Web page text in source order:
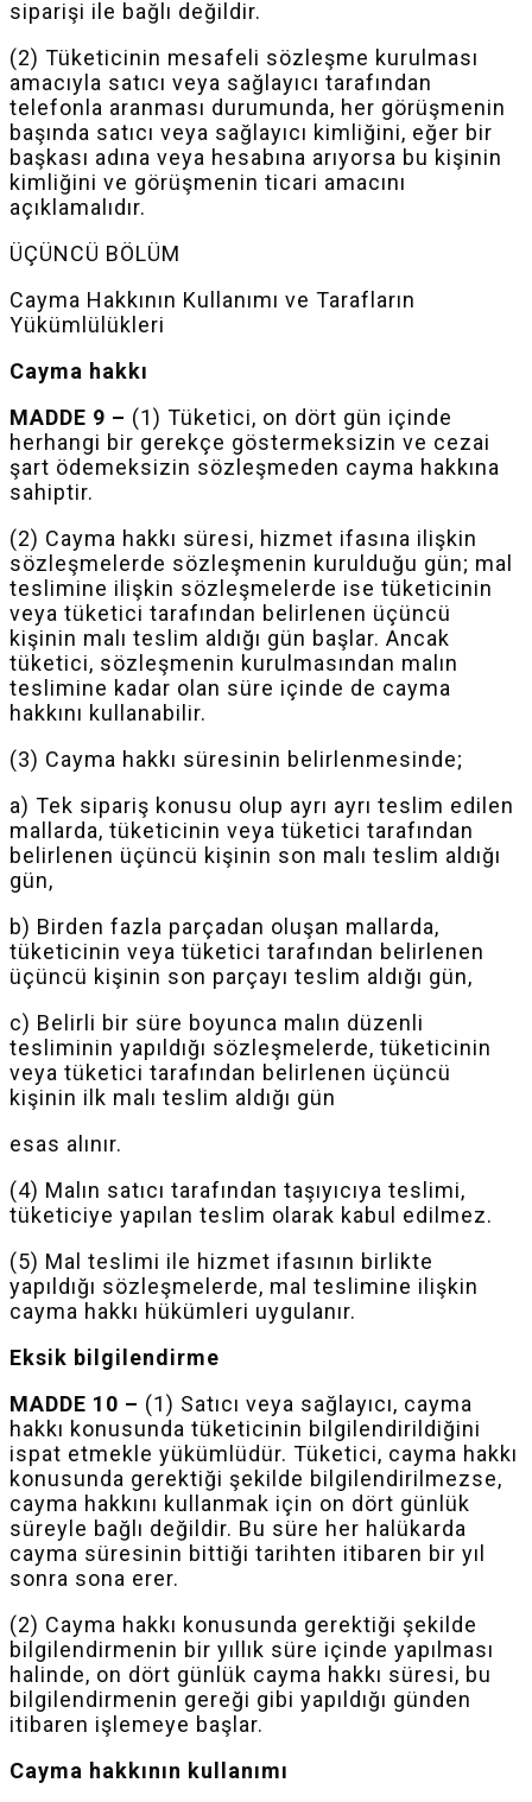
siparişi ile bağlı değildir.
(2) Tüketicinin mesafeli sözleşme kurulması
amacıyla satıcı veya sağlayıcı tarafından
telefonla aranması durumunda, her görüşmenin
başında satıcı veya sağlayıcı kimliğini, eğer bir
başkası adına veya hesabına arıyorsa bu kişinin
kimliğini ve görüşmenin ticari amacını
açıklamalıdır.
ÜÇÜNCÜ BÖLÜM
Cayma Hakkının Kullanımı ve Tarafların
Yükümlülükleri
Cayma hakkı
MADDE 9 – (1) Tüketici, on dört gün içinde
herhangi bir gerekçe göstermeksizin ve cezai
şart ödemeksizin sözleşmeden cayma hakkına
sahiptir.
(2) Cayma hakkı süresi, hizmet ifasına ilişkin
sözleşmelerde sözleşmenin kurulduğu gün; mal
teslimine ilişkin sözleşmelerde ise tüketicinin
veya tüketici tarafından belirlenen üçüncü
kişinin malı teslim aldığı gün başlar. Ancak
tüketici, sözleşmenin kurulmasından malın
teslimine kadar olan süre içinde de cayma
hakkını kullanabilir.
(3) Cayma hakkı süresinin belirlenmesinde;
a) Tek sipariş konusu olup ayrı ayrı teslim edilen
mallarda, tüketicinin veya tüketici tarafından
belirlenen üçüncü kişinin son malı teslim aldığı
gün,
b) Birden fazla parçadan oluşan mallarda,
tüketicinin veya tüketici tarafından belirlenen
üçüncü kişinin son parçayı teslim aldığı gün,
c) Belirli bir süre boyunca malın düzenli
tesliminin yapıldığı sözleşmelerde, tüketicinin
veya tüketici tarafından belirlenen üçüncü
kişinin ilk malı teslim aldığı gün
esas alınır.
(4) Malın satıcı tarafından taşıyıcıya teslimi,
tüketiciye yapılan teslim olarak kabul edilmez.
(5) Mal teslimi ile hizmet ifasının birlikte
yapıldığı sözleşmelerde, mal teslimine ilişkin
cayma hakkı hükümleri uygulanır.
Eksik bilgilendirme
MADDE 10 – (1) Satıcı veya sağlayıcı, cayma
hakkı konusunda tüketicinin bilgilendirildiğini
ispat etmekle yükümlüdür. Tüketici, cayma hakkı
konusunda gerektiği şekilde bilgilendirilmezse,
cayma hakkını kullanmak için on dört günlük
süreyle bağlı değildir. Bu süre her halükarda
cayma süresinin bittiği tarihten itibaren bir yıl
sonra sona erer.
(2) Cayma hakkı konusunda gerektiği şekilde
bilgilendirmenin bir yıllık süre içinde yapılması
halinde, on dört günlük cayma hakkı süresi, bu
bilgilendirmenin gereği gibi yapıldığı günden
itibaren işlemeye başlar.
Cayma hakkının kullanımı